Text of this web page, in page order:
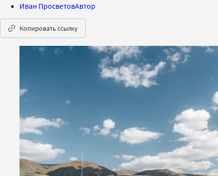
Иван ПросветовАвтор
Копировать ссылку